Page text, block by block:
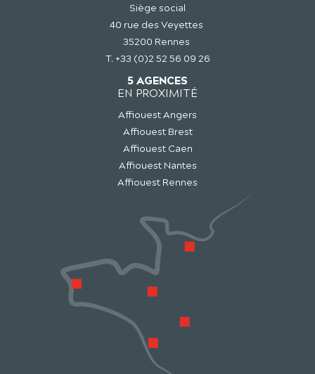
Siège social
40 rue des Veyettes
35200 Rennes
T. +33 (0)2 52 56 09 26
5 AGENCES
EN PROXIMITÉ
Affiouest Angers
Affiouest Brest
Affiouest Caen
Affiouest Nantes
Affiouest Rennes